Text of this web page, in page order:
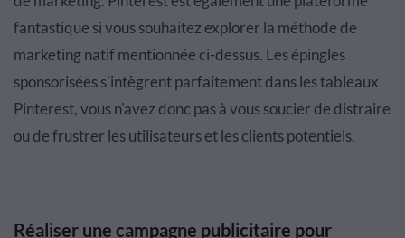
fantastique si vous souhaitez explorer la méthode de
marketing natif mentionnée ci-dessus. Les épingles
sponsorisées s'intègrent parfaitement dans les tableaux
Pinterest, vous n'avez donc pas à vous soucier de distraire
ou de frustrer les utilisateurs et les clients potentiels.
Réaliser une campagne publicitaire pour